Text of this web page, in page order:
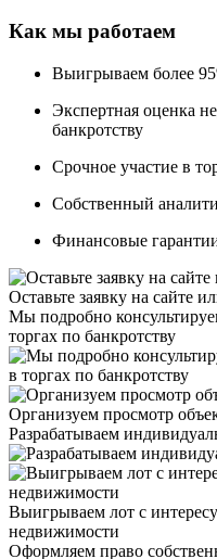
Как мы работаем
Выигрываем более
Экспертная оценка
банкротству
Срочное участие в
Собственный
Финансовые
Оставьте заявку на сайте
Мы подробно
торгах по банкротству
Организуем просмотр
Разрабатываем
Выигрываем лот с
недвижимости
Оформляем право